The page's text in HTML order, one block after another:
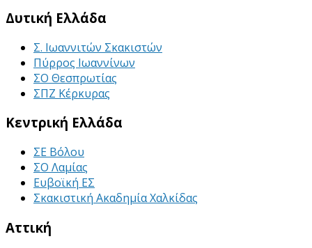
Δυτική Ελλάδα
Σ. Ιωαννιτών Σκακιστών
Πύρρος Ιωαννίνων
ΣΟ Θεσπρωτίας
ΣΠΖ Κέρκυρας
Κεντρική Ελλάδα
ΣΕ Βόλου
ΣΟ Λαμίας
Ευβοϊκή ΕΣ
Σκακιστική Ακαδημία Χαλκίδας
Αττική